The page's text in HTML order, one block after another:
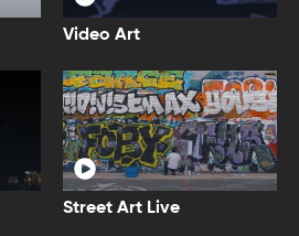
Video Art
Street Art Live